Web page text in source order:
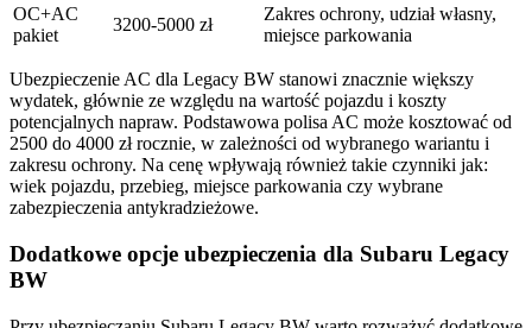
OC+AC
pakiet
3200-5000 zł
Zakres ochrony, udział własny,
miejsce parkowania
Ubezpieczenie AC dla Legacy BW stanowi znacznie większy
wydatek, głównie ze względu na wartość pojazdu i koszty
potencjalnych napraw. Podstawowa polisa AC może kosztować od
2500 do 4000 zł rocznie, w zależności od wybranego wariantu i
zakresu ochrony. Na cenę wpływają również takie czynniki jak:
wiek pojazdu, przebieg, miejsce parkowania czy wybrane
zabezpieczenia antykradzieżowe.
Dodatkowe opcje ubezpieczenia dla Subaru Legacy
BW